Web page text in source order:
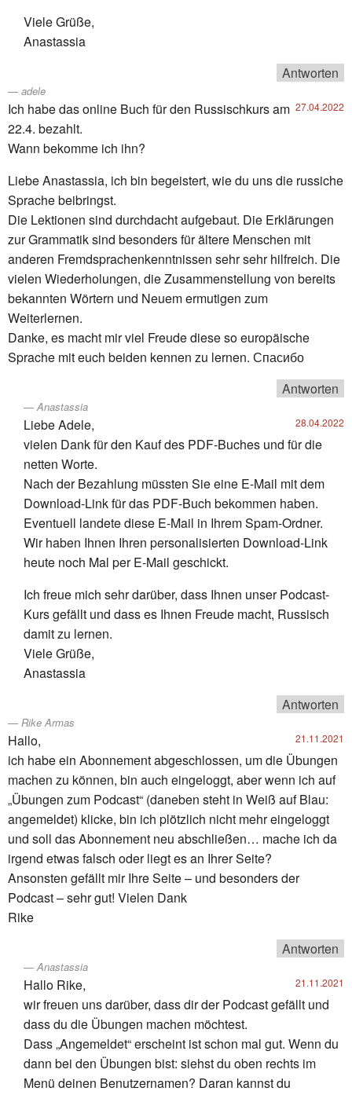
Viele Grüße,
Anastassia
Antworten
adele
27.04.2022
Ich habe das online Buch für den Russischkurs am
22.4. bezahlt.
Wann bekomme ich ihn?
Liebe Anastassia, ich bin begeistert, wie du uns die russiche
Sprache beibringst.
Die Lektionen sind durchdacht aufgebaut. Die Erklärungen
zur Grammatik sind besonders für ältere Menschen mit
anderen Fremdsprachenkenntnissen sehr sehr hilfreich. Die
vielen Wiederholungen, die Zusammenstellung von bereits
bekannten Wörtern und Neuem ermutigen zum
Weiterlernen.
Danke, es macht mir viel Freude diese so europäische
Sprache mit euch beiden kennen zu lernen. Спасибо
Antworten
Anastassia
28.04.2022
Liebe Adele,
vielen Dank für den Kauf des PDF-Buches und für die
netten Worte.
Nach der Bezahlung müssten Sie eine E-Mail mit dem
Download-Link für das PDF-Buch bekommen haben.
Eventuell landete diese E-Mail in Ihrem Spam-Ordner.
Wir haben Ihnen Ihren personalisierten Download-Link
heute noch Mal per E-Mail geschickt.
Ich freue mich sehr darüber, dass Ihnen unser Podcast-
Kurs gefällt und dass es Ihnen Freude macht, Russisch
damit zu lernen.
Viele Grüße,
Anastassia
Antworten
Rike Armas
21.11.2021
Hallo,
ich habe ein Abonnement abgeschlossen, um die Übungen
machen zu können, bin auch eingeloggt, aber wenn ich auf
„Übungen zum Podcast“ (daneben steht in Weiß auf Blau:
angemeldet) klicke, bin ich plötzlich nicht mehr eingeloggt
und soll das Abonnement neu abschließen… mache ich da
irgend etwas falsch oder liegt es an Ihrer Seite?
Ansonsten gefällt mir Ihre Seite – und besonders der
Podcast – sehr gut! Vielen Dank
Rike
Antworten
Anastassia
21.11.2021
Hallo Rike,
wir freuen uns darüber, dass dir der Podcast gefällt und
dass du die Übungen machen möchtest.
Dass „Angemeldet“ erscheint ist schon mal gut. Wenn du
dann bei den Übungen bist: siehst du oben rechts im
Menü deinen Benutzernamen? Daran kannst du